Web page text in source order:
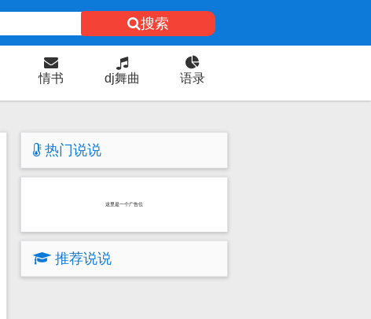
搜索
情书 dj舞曲 语录
热门说说
这里是一个广告位
推荐说说